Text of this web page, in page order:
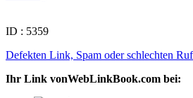
ID : 5359
Defekten Link, Spam oder schlechten
Ihr Link vonWebLinkBook.com bei: